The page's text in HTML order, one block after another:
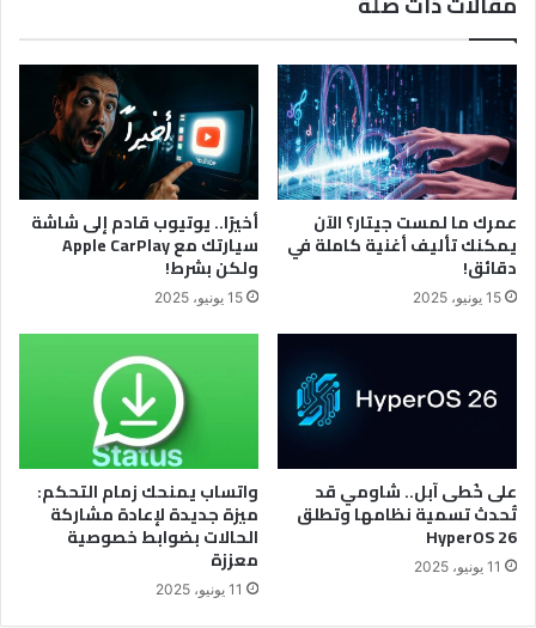
iOS
17
عمرك ما لمست جيتار؟ الآن
يمكنك تأليف أغنية كاملة في
دقائق!
15 يونيو، 2025
أخيرًا.. يوتيوب قادم إلى شاشة
سيارتك مع Apple CarPlay
ولكن بشرط!
15 يونيو، 2025
على خُطى آبل.. شاومي قد
تُحدث تسمية نظامها وتطلق
HyperOS 26
11 يونيو، 2025
واتساب يمنحك زمام التحكم:
ميزة جديدة لإعادة مشاركة
الحالات بضوابط خصوصية
معززة
11 يونيو، 2025